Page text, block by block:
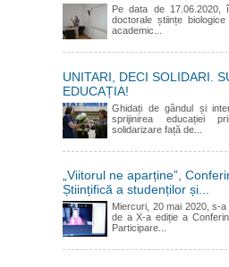
Pe data de 17.06.2020,
doctorale științe
academic...
UNITARI, DECI SOLIDARI.
EDUCAȚIA!
Ghidați de gândul și
sprijinirea educației
solidarizare față de...
„Viitorul ne aparține”,
Științifică a studenților și...
Miercuri, 20 mai 2020, s-
de a X-a ediție a
Participare...